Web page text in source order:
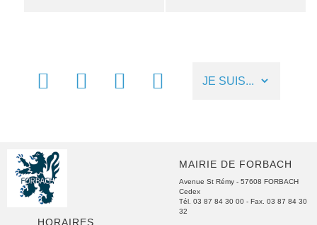
MAIRIE DE FORBACH
Avenue St Rémy - 57608 FORBACH
Cedex
Tél. 03 87 84 30 00 - Fax. 03 87 84 30
32
HORAIRES